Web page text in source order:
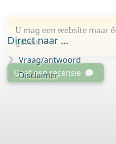
U mag een website maar
geven.
Geef een recensie
Direct naar ...
Vraag/antwoord
Disclaimer